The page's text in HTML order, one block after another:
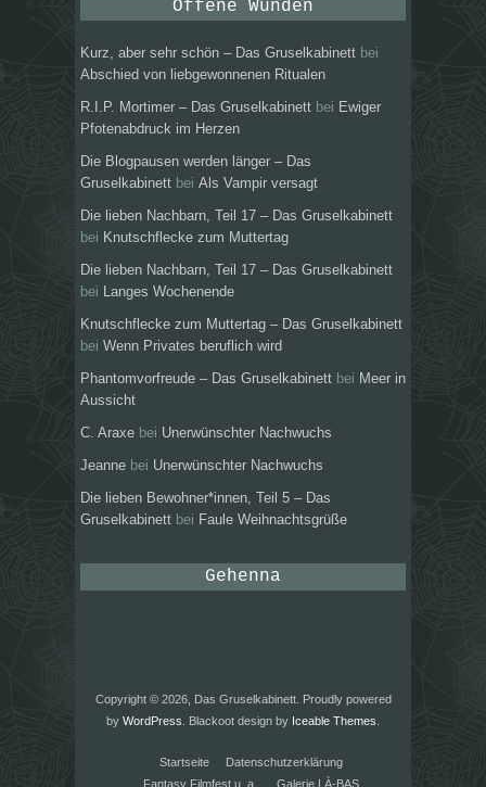
Offene Wunden
Kurz, aber sehr schön – Das Gruselkabinett bei
Abschied von liebgewonnenen Ritualen
R.I.P. Mortimer – Das Gruselkabinett bei Ewiger
Pfotenabdruck im Herzen
Die Blogpausen werden länger – Das
Gruselkabinett bei Als Vampir versagt
Die lieben Nachbarn, Teil 17 – Das Gruselkabinett
bei Knutschflecke zum Muttertag
Die lieben Nachbarn, Teil 17 – Das Gruselkabinett
bei
Langes Wochenende
Knutschflecke zum Muttertag – Das Gruselkabinett
bei Wenn Privates beruflich wird
Phantomvorfreude – Das Gruselkabinett bei Meer in
Aussicht
C. Araxe bei Unerwünschter Nachwuchs
Jeanne bei Unerwünschter Nachwuchs
Die lieben Bewohner*innen, Teil 5 – Das
Gruselkabinett bei Faule Weihnachtsgrüße
Gehenna
Copyright © 2026, Das Gruselkabinett. Proudly powered
by WordPress . Blackoot design by Iceable Themes
Startseite
Datenschutzerklärung
Fantasy Filmfest u. a.
Galerie LÀ-BAS